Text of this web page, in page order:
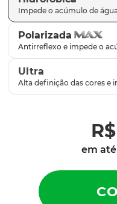
Polarizada
Ultra
R$
em até